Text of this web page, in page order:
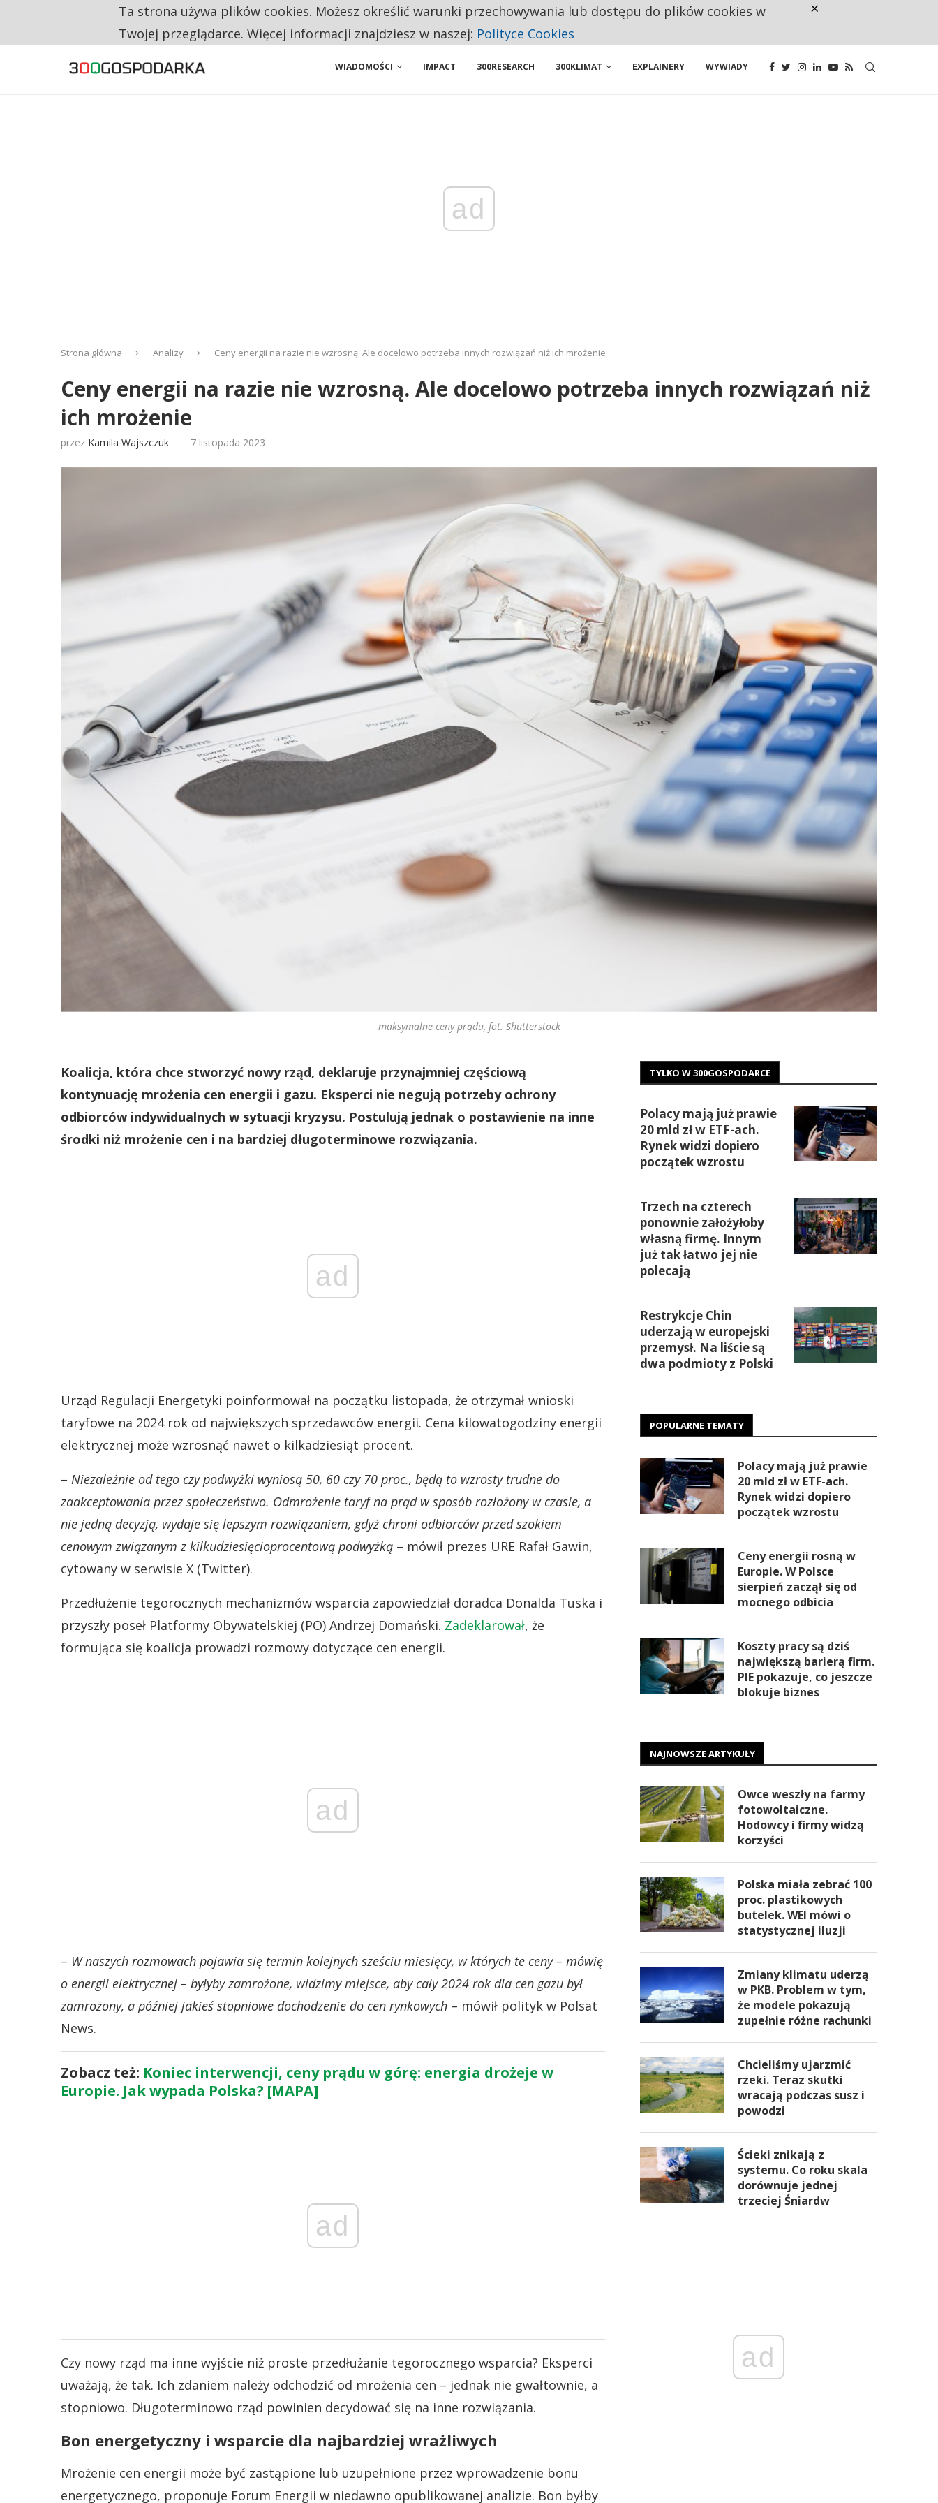
RESTRYKCJE CHIN UDERZAJĄ W EUROPEJSKI PRZEMYSŁ. NA LIŚCIE SĄ DWA PODMIOTY Z POLSKI
WIADOMOŚCI IMPACT 300RESEARCH 300KLIMAT EXPLAINERY WYWIADY
ad
Strona główna Analizy Ceny energii na razie nie wzrosną. Ale docelowo potrzeba innych rozwiązań niż ich mrożenie
Ceny energii na razie nie wzrosną. Ale docelowo potrzeba innych rozwiązań niż
ich mrożenie
przez Kamila Wajszczuk 7 listopada 2023
maksymalne ceny prądu, fot. Shutterstock
Koalicja, która chce stworzyć nowy rząd, deklaruje przynajmniej częściową
kontynuację mrożenia cen energii i gazu. Eksperci nie negują potrzeby ochrony
odbiorców indywidualnych w sytuacji kryzysu. Postulują jednak o postawienie na inne
środki niż mrożenie cen i na bardziej długoterminowe rozwiązania.
ad
Urząd Regulacji Energetyki poinformował na początku listopada, że otrzymał wnioski
taryfowe na 2024 rok od największych sprzedawców energii. Cena kilowatogodziny energii
elektrycznej może wzrosnąć nawet o kilkadziesiąt procent.
– Niezależnie od tego czy podwyżki wyniosą 50, 60 czy 70 proc., będą to wzrosty trudne do
zaakceptowania przez społeczeństwo. Odmrożenie taryf na prąd w sposób rozłożony w czasie, a
nie jedną decyzją, wydaje się lepszym rozwiązaniem, gdyż chroni odbiorców przed szokiem
cenowym związanym z kilkudziesięcioprocentową podwyżką – mówił prezes URE Rafał Gawin,
cytowany w serwisie X (Twitter).
Przedłużenie tegorocznych mechanizmów wsparcia zapowiedział doradca Donalda Tuska i
przyszły poseł Platformy Obywatelskiej (PO) Andrzej Domański. Zadeklarował, że
formująca się koalicja prowadzi rozmowy dotyczące cen energii.
ad
– W naszych rozmowach pojawia się termin kolejnych sześciu miesięcy, w których te ceny – mówię
o energii elektrycznej – byłyby zamrożone, widzimy miejsce, aby cały 2024 rok dla cen gazu był
zamrożony, a później jakieś stopniowe dochodzenie do cen rynkowych – mówił polityk w Polsat
News.
Zobacz też: Koniec interwencji, ceny prądu w górę: energia drożeje w
Europie. Jak wypada Polska? [MAPA]
ad
Czy nowy rząd ma inne wyjście niż proste przedłużanie tegorocznego wsparcia? Eksperci
uważają, że tak. Ich zdaniem należy odchodzić od mrożenia cen – jednak nie gwałtownie, a
stopniowo. Długoterminowo rząd powinien decydować się na inne rozwiązania.
Bon energetyczny i wsparcie dla najbardziej wrażliwych
Mrożenie cen energii może być zastąpione lub uzupełnione przez wprowadzenie bonu
energetycznego, proponuje Forum Energii w niedawno opublikowanej analizie. Bon byłby
TYLKO W 300GOSPODARCE
Polacy mają już prawie
20 mld zł w ETF-ach.
Rynek widzi dopiero
początek wzrostu
Trzech na czterech
ponownie założyłoby
własną firmę. Innym
już tak łatwo jej nie
polecają
Restrykcje Chin
uderzają w europejski
przemysł. Na liście są
dwa podmioty z Polski
POPULARNE TEMATY
Polacy mają już prawie
20 mld zł w ETF-ach.
Rynek widzi dopiero
początek wzrostu
Ceny energii rosną w
Europie. W Polsce
sierpień zaczął się od
mocnego odbicia
Koszty pracy są dziś
największą barierą firm.
PIE pokazuje, co jeszcze
blokuje biznes
NAJNOWSZE ARTYKUŁY
Owce weszły na farmy
fotowoltaiczne.
Hodowcy i firmy widzą
korzyści
Polska miała zebrać 100
proc. plastikowych
butelek. WEI mówi o
statystycznej iluzji
Zmiany klimatu uderzą
w PKB. Problem w tym,
że modele pokazują
zupełnie różne rachunki
Chcieliśmy ujarzmić
rzeki. Teraz skutki
wracają podczas susz i
powodzi
Ścieki znikają z
systemu. Co roku skala
dorównuje jednej
trzeciej Śniardw
ad
Ta strona używa plików cookies. Możesz określić warunki przechowywania lub dostępu do plików cookies w
Twojej przeglądarce. Więcej informacji znajdziesz w naszej: Polityce Cookies
×